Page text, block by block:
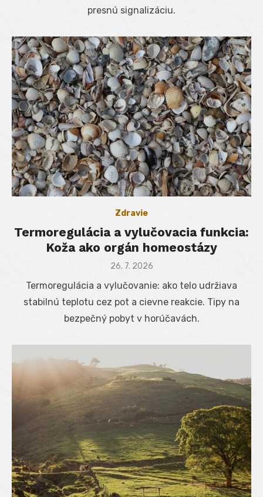
presnú signalizáciu.
Zdravie
Termoregulácia a vylučovacia funkcia:
Koža ako orgán homeostázy
Posted
26. 7. 2026
Termoregulácia a vylučovanie: ako telo udržiava
stabilnú teplotu cez pot a cievne reakcie. Tipy na
bezpečný pobyt v horúčavách.